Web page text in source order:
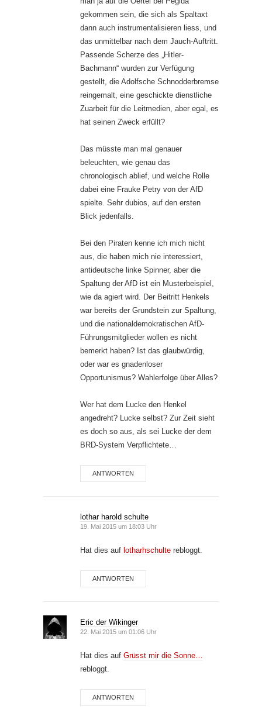
gekommen sein, die sich als Spaltaxt
dann auch instrumentalisieren liess, und
das unmittelbar nach dem Jauch-Auftritt.
Passende Scherze des „Hitler-
Bachmann“ wurden zur Verfügung
gestellt, die Adolfsche Schnodderbremse
reingemalt, eine geschickte dienstliche
Zuarbeit für die Leitmedien, aber egal, es
hat seinen Zweck erfüllt?
Das müsste man mal genauer
beleuchten, wie genau das
chronologisch ablief, und welche Rolle
dabei eine Frauke Petry von der AfD
spielte. Sehr dubios, auf den ersten
Blick jedenfalls.
Bei den Piraten kenne ich mich nicht
aus, die haben mich nie interessiert,
antideutsche linke Spinner, aber die
Spaltung der AfD ist ein Musterbeispiel,
wie da agiert wird. Der Beitritt Henkels
war bereits der Grundstein zur Spaltung,
und die nationaldemokratischen AfD-
Führungsmitglieder wollen es nicht
bemerkt haben? Ist das glaubwürdig,
oder war es gnadenloser
Opportunismus? Wahlerfolge über Alles?
Wer hat dem Lucke den Henkel
angedreht? Lucke selbst? Zur Zeit sieht
es doch so aus, als sei Lucke der dem
BRD-System Verpflichtete…
ANTWORTEN
lothar harold schulte
19. Mai 2015 um 18:03 Uhr
Hat dies auf lotharhschulte rebloggt.
ANTWORTEN
Eric der Wikinger
22. Mai 2015 um 01:06 Uhr
Hat dies auf Grüsst mir die Sonne…
rebloggt.
ANTWORTEN